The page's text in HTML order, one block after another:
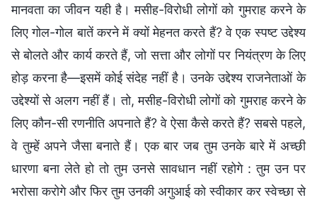
मानवता का जीवन यही है। मसीह-विरोधी लोगों को गुमराह करने के
लिए गोल-गोल बातें करने में क्यों मेहनत करते हैं? वे एक स्पष्ट उद्देश्य
से बोलते और कार्य करते हैं, जो सत्ता और लोगों पर नियंत्रण के लिए
होड़ करना है—इसमें कोई संदेह नहीं है। उनके उद्देश्य राजनेताओं के
उद्देश्यों से अलग नहीं हैं। तो, मसीह-विरोधी लोगों को गुमराह करने के
लिए कौन-सी रणनीति अपनाते हैं? वे ऐसा कैसे करते हैं? सबसे पहले,
वे तुम्हें अपने जैसा बनाते हैं। एक बार जब तुम उनके बारे में अच्छी
धारणा बना लेते हो तो तुम उनसे सावधान नहीं रहोगे : तुम उन पर
भरोसा करोगे और फिर तुम उनकी अगुआई को स्वीकार कर स्वेच्छा से